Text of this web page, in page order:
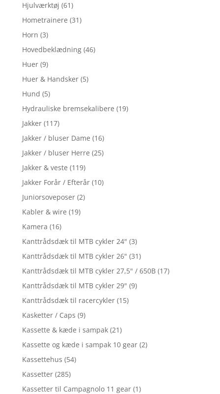
Hjulværktøj (61)
Hometrainere (31)
Horn (3)
Hovedbeklædning (46)
Huer (9)
Huer & Handsker (5)
Hund (5)
Hydrauliske bremsekalibere (19)
Jakker (117)
Jakker / bluser Dame (16)
Jakker / bluser Herre (25)
Jakker & veste (119)
Jakker Forår / Efterår (10)
Juniorsoveposer (2)
Kabler & wire (19)
Kamera (16)
Kanttrådsdæk til MTB cykler 24" (3)
Kanttrådsdæk til MTB cykler 26" (31)
Kanttrådsdæk til MTB cykler 27,5" / 650B (17)
Kanttrådsdæk til MTB cykler 29" (9)
Kanttrådsdæk til racercykler (15)
Kasketter / Caps (9)
Kassette & kæde i sampak (21)
Kassette og kæde i sampak 10 gear (2)
Kassettehus (54)
Kassetter (285)
Kassetter til Campagnolo 11 gear (1)